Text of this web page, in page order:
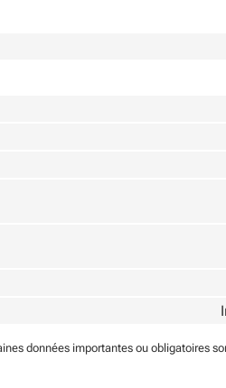
données importantes ou obligatoires